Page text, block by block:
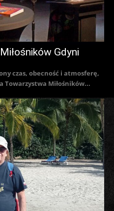
Gdyni
czas, obecność i atmosferę,
Towarzystwa Miłośników...